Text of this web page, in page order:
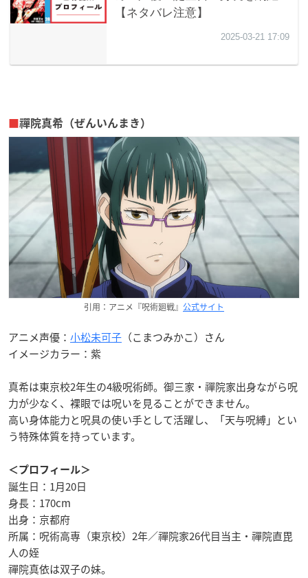
禪院真希（ぜんいんまき）
引用：アニメ『呪術廻戦』 公式サイト
アニメ声優： 小松未可子 （こまつみかこ）さん
イメージカラー：紫
真希は東京校2年生の4級呪術師。御三家・禪院家出身ながら呪
力が少なく、裸眼では呪いを見ることができません。
高い身体能力と呪具の使い手として活躍し、「天与呪縛」とい
う特殊体質を持っています。
＜プロフィール＞
誕生日：1月20日
身長：170cm
出身：京都府
所属：呪術高専（東京校）2年／禪院家26代目当主・禪院直毘
人の姪
禪院真依は双子の妹。